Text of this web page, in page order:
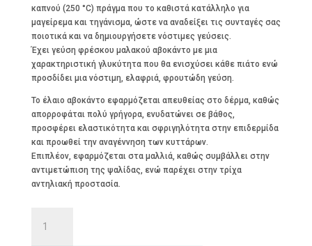
καπνού (250 °C) πράγμα που το καθιστά κατάλληλο για
μαγείρεμα και τηγάνισμα, ώστε να αναδείξει τις συνταγές σας
ποιοτικά και να δημιουργήσετε νόστιμες γεύσεις.
Έχει γεύση φρέσκου μαλακού αβοκάντο με μια
χαρακτηριστική γλυκύτητα που θα ενισχύσει κάθε πιάτο ενώ
προσδίδει μια νόστιμη, ελαφριά, φρουτώδη γεύση.
Το έλαιο αβοκάντο εφαρμόζεται απευθείας στο δέρμα, καθώς
απορροφάται πολύ γρήγορα, ενυδατώνει σε βάθος,
προσφέρει ελαστικότητα και σφριγηλότητα στην επιδερμίδα
και προωθεί την αναγέννηση των κυττάρων.
Επιπλέον, εφαρμόζεται στα μαλλιά, καθώς συμβάλλει στην
αντιμετώπιση της ψαλίδας, ενώ παρέχει στην τρίχα
αντηλιακή προστασία.
Βιολογικό